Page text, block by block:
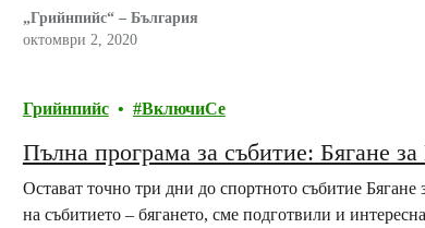
чистотата на въздуха. Съответно, ако бъдат по-
развитие в България.
„Грийнпийс“ – България
октомври 2, 2020
Грийнпийс ВключиСе
Пълна програма за събитие: Бягане
Остават точно три дни до спортното събитие
на събитието – бягането, сме подготвили и